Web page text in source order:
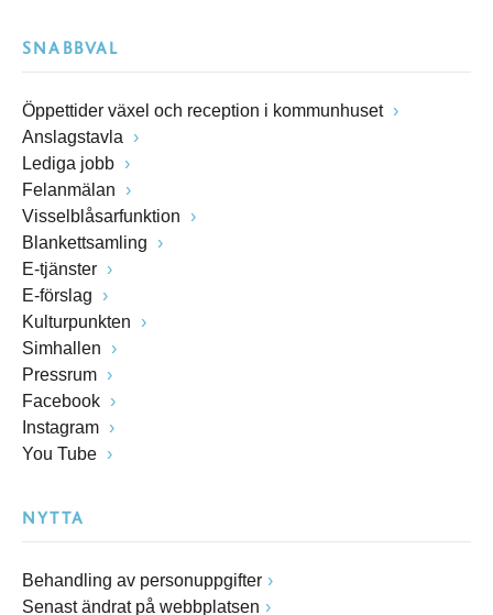
SNABBVAL
Öppettider växel och reception i kommunhuset
Anslagstavla
Lediga jobb
Felanmälan
Visselblåsarfunktion
Blankettsamling
E-tjänster
E-förslag
Kulturpunkten
Simhallen
Pressrum
Facebook
Instagram
You Tube
NYTTA
Behandling av personuppgifter
Senast ändrat på webbplatsen